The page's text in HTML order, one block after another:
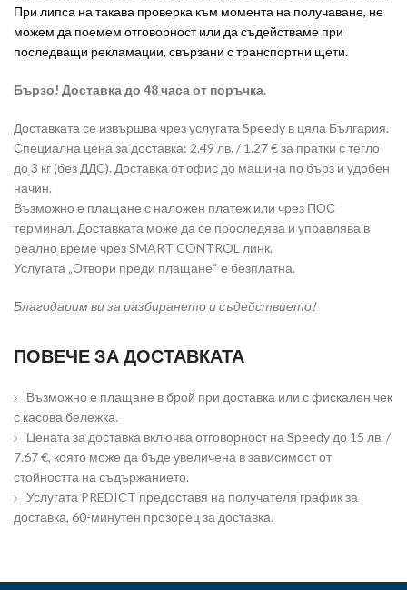
При липса на такава проверка към момента на получаване, не
можем да поемем отговорност или да съдействаме при
последващи рекламации, свързани с транспортни щети.
Бързо! Доставка до 48 часа от поръчка.
Доставката се извършва чрез услугата Speedy в цяла България.
Специална цена за доставка: 2.49 лв. / 1.27 € за пратки с тегло
до 3 кг (без ДДС). Доставка от офис до машина по бърз и удобен
начин.
Възможно е плащане с наложен платеж или чрез ПОС
терминал. Доставката може да се проследява и управлява в
реално време чрез SMART CONTROL линк.
Услугата „Отвори преди плащане“ е безплатна.
Благодарим ви за разбирането и съдействието!
ПОВЕЧЕ ЗА ДОСТАВКАТА
Възможно е плащане в брой при доставка или с фискален чек
с касова бележка.
Цената за доставка включва отговорност на Speedy до 15 лв. /
7.67 €, която може да бъде увеличена в зависимост от
стойността на съдържанието.
Услугата PREDICT предоставя на получателя график за
доставка, 60-минутен прозорец за доставка.